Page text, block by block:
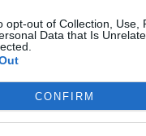
opt-out of Collection, Use,
Data that Is
CONFIRM
ulicami św.
ofiarom dżumy
pomnika jest
dowiedzieć się z epitafium: